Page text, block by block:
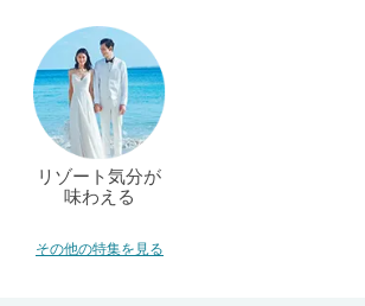
リゾート気分が
味わえる
その他の特集を見る